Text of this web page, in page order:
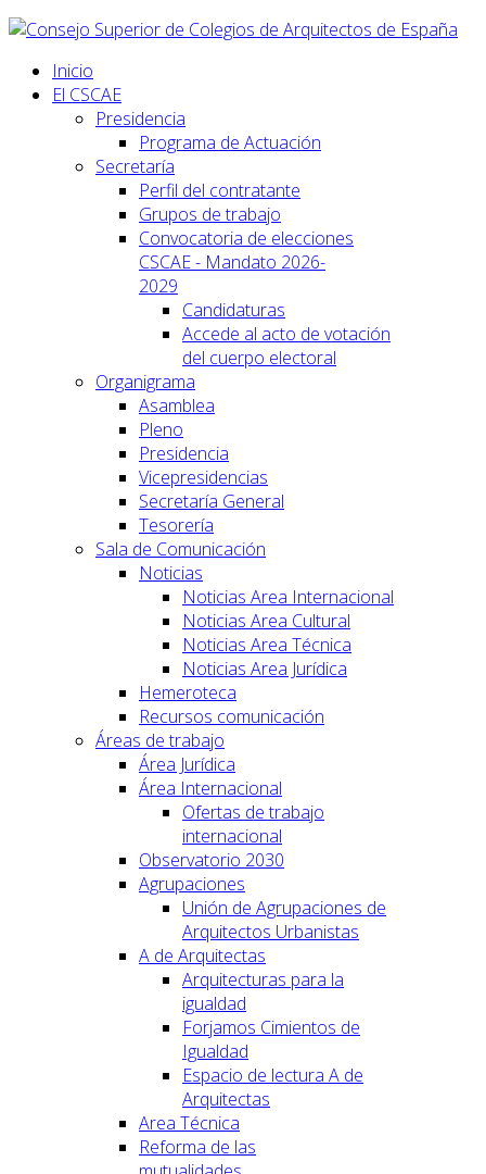
Inicio
El CSCAE
Presidencia
Programa de Actuación
Secretaría
Perfil del contratante
Grupos de trabajo
Convocatoria de elecciones
CSCAE - Mandato 2026-
2029
Candidaturas
Accede al acto de votación
del cuerpo electoral
Organigrama
Asamblea
Pleno
Presidencia
Vicepresidencias
Secretaría General
Tesorería
Sala de Comunicación
Noticias
Noticias Area Internacional
Noticias Area Cultural
Noticias Area Técnica
Noticias Area Jurídica
Hemeroteca
Recursos comunicación
Áreas de trabajo
Área Jurídica
Área Internacional
Ofertas de trabajo
internacional
Observatorio 2030
Agrupaciones
Unión de Agrupaciones de
Arquitectos Urbanistas
A de Arquitectas
Arquitecturas para la
igualdad
Forjamos Cimientos de
Igualdad
Espacio de lectura A de
Arquitectas
Area Técnica
Reforma de las